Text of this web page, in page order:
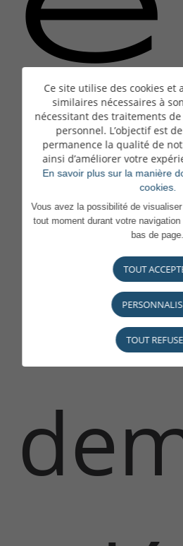
La
Ce site utilise des cookies et
similaires nécessaires à
nécessitant des traitements
personnel. L’objectif est
permanence la qualité de
ainsi d’améliorer votre
En savoir plus sur la manière
cookies.
Vous avez la possibilité de
tout moment durant votre
bas de page.
TOUT
TOUT